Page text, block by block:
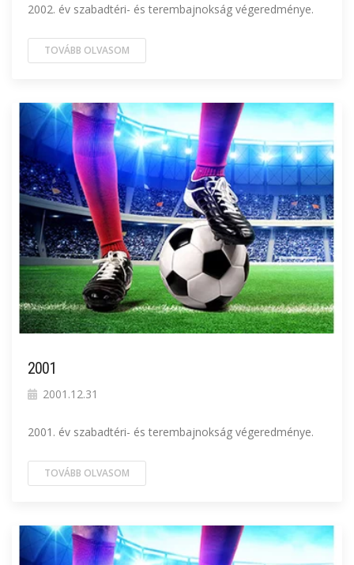
2002. év szabadtéri- és terembajnokság végeredménye.
TOVÁBB OLVASOM
2001
2001.12.31
2001. év szabadtéri- és terembajnokság végeredménye.
TOVÁBB OLVASOM